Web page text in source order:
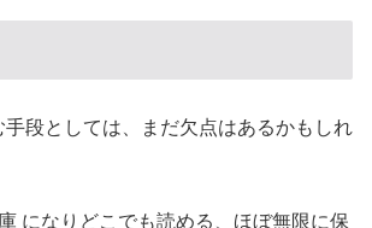
手段としては、まだ欠点はあるかもしれ
になりどこでも読める、 ほぼ無限に保